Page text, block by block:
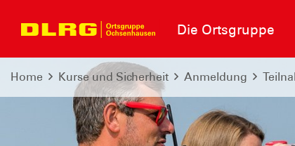
Die Ortsgruppe
Home Kurse und Sicherheit Anmeldung